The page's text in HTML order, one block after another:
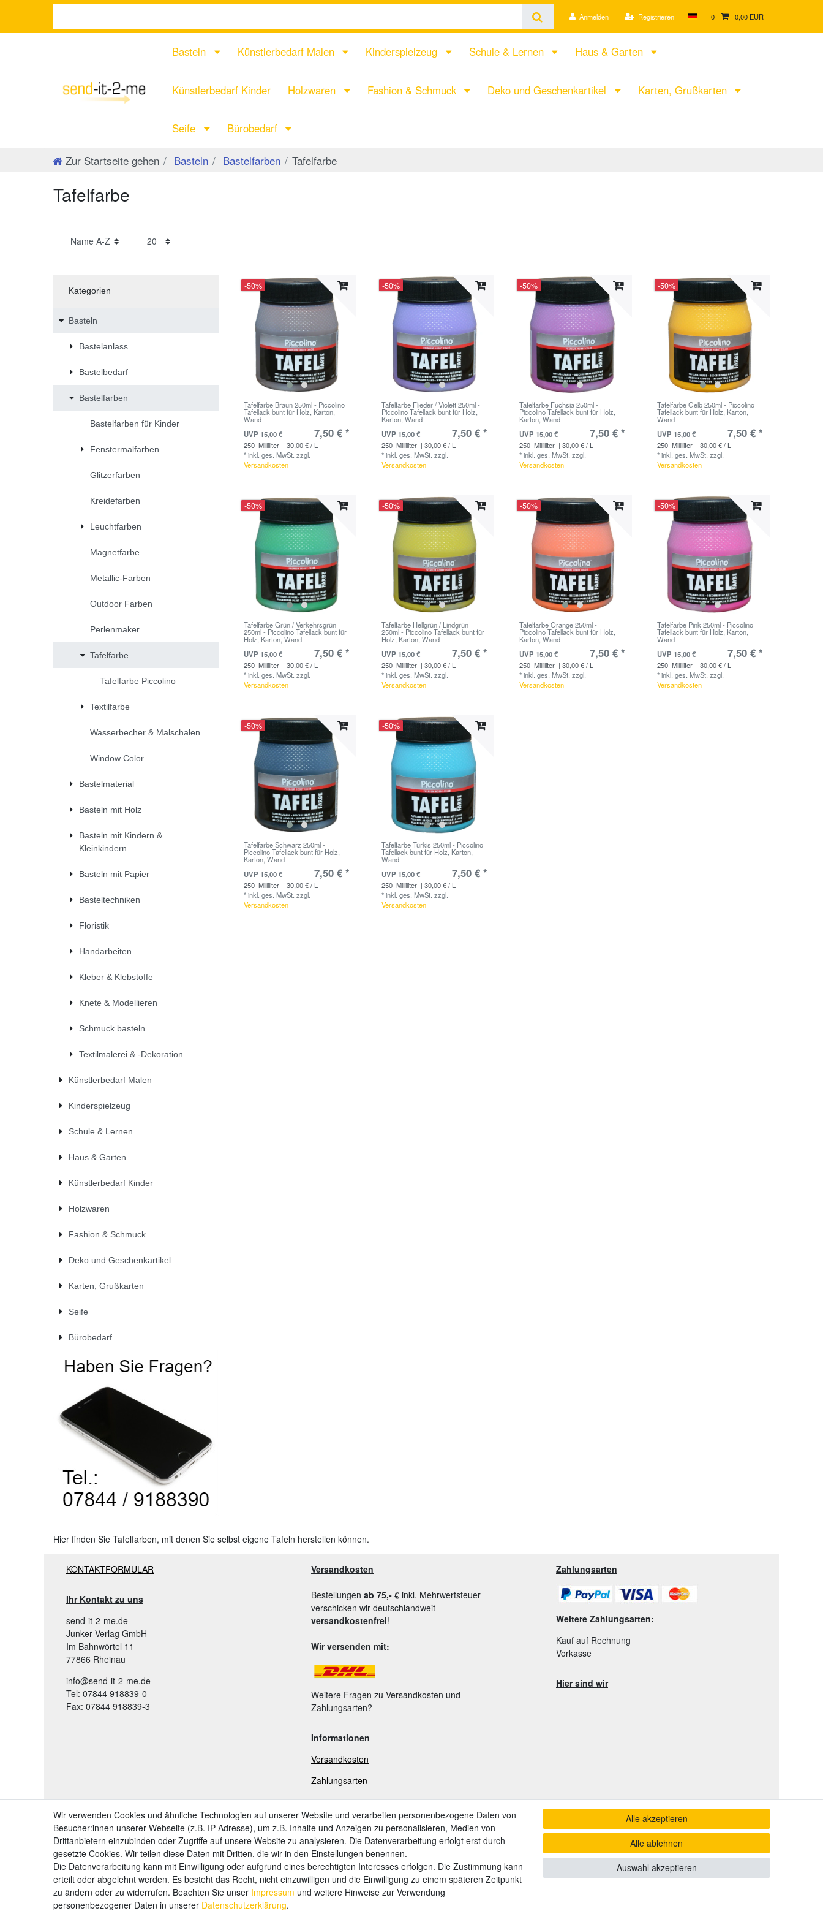
Anmelden Registrieren 0 0,00 EUR
Basteln Künstlerbedarf Malen Kinderspielzeug Schule & Lernen Haus & Garten
Künstlerbedarf Kinder Holzwaren Fashion & Schmuck Deko und Geschenkartikel Karten, Grußkarten
Seife Bürobedarf
Zur Startseite gehen Basteln Bastelfarben Tafelfarbe
Tafelfarbe
Kategorien
Basteln
Bastelanlass
Bastelbedarf
Bastelfarben
Bastelfarben für Kinder
Fenstermalfarben
Glitzerfarben
Kreidefarben
Leuchtfarben
Magnetfarbe
Metallic-Farben
Outdoor Farben
Perlenmaker
Tafelfarbe
Tafelfarbe Piccolino
Textilfarbe
Wasserbecher & Malschalen
Window Color
Bastelmaterial
Basteln mit Holz
Basteln mit Kindern &
Kleinkindern
Basteln mit Papier
Basteltechniken
Floristik
Handarbeiten
Kleber & Klebstoffe
Knete & Modellieren
Schmuck basteln
Textilmalerei & -Dekoration
Künstlerbedarf Malen
Kinderspielzeug
Schule & Lernen
Haus & Garten
Künstlerbedarf Kinder
Holzwaren
Fashion & Schmuck
Deko und Geschenkartikel
Karten, Grußkarten
Seife
Bürobedarf
-50%
Tafelfarbe Braun 250ml - Piccolino
Tafellack bunt für Holz, Karton,
Wand
UVP 15,00 €
7,50 € *
250 Milliliter | 30,00 € / L
*inkl. ges. MwSt. zzgl.
Versandkosten
-50%
Tafelfarbe Flieder / Violett 250ml -
Piccolino Tafellack bunt für Holz,
Karton, Wand
UVP 15,00 €
7,50 € *
250 Milliliter | 30,00 € / L
*inkl. ges. MwSt. zzgl.
Versandkosten
-50%
Tafelfarbe Fuchsia 250ml -
Piccolino Tafellack bunt für Holz,
Karton, Wand
UVP 15,00 €
7,50 € *
250 Milliliter | 30,00 € / L
*inkl. ges. MwSt. zzgl.
Versandkosten
-50%
Tafelfarbe Gelb 250ml - Piccolino
Tafellack bunt für Holz, Karton,
Wand
UVP 15,00 €
7,50 € *
250 Milliliter | 30,00 € / L
*inkl. ges. MwSt. zzgl.
Versandkosten
-50%
Tafelfarbe Grün / Verkehrsgrün
250ml - Piccolino Tafellack bunt für
Holz, Karton, Wand
UVP 15,00 €
7,50 € *
250 Milliliter | 30,00 € / L
*inkl. ges. MwSt. zzgl.
Versandkosten
-50%
Tafelfarbe Hellgrün / Lindgrün
250ml - Piccolino Tafellack bunt für
Holz, Karton, Wand
UVP 15,00 €
7,50 € *
250 Milliliter | 30,00 € / L
*inkl. ges. MwSt. zzgl.
Versandkosten
-50%
Tafelfarbe Orange 250ml -
Piccolino Tafellack bunt für Holz,
Karton, Wand
UVP 15,00 €
7,50 € *
250 Milliliter | 30,00 € / L
*inkl. ges. MwSt. zzgl.
Versandkosten
-50%
Tafelfarbe Pink 250ml - Piccolino
Tafellack bunt für Holz, Karton,
Wand
UVP 15,00 €
7,50 € *
250 Milliliter | 30,00 € / L
*inkl. ges. MwSt. zzgl.
Versandkosten
-50%
Tafelfarbe Schwarz 250ml -
Piccolino Tafellack bunt für Holz,
Karton, Wand
UVP 15,00 €
7,50 € *
250 Milliliter | 30,00 € / L
*inkl. ges. MwSt. zzgl.
Versandkosten
-50%
Tafelfarbe Türkis 250ml - Piccolino
Tafellack bunt für Holz, Karton,
Wand
UVP 15,00 €
7,50 € *
250 Milliliter | 30,00 € / L
*inkl. ges. MwSt. zzgl.
Versandkosten
Hier finden Sie Tafelfarben, mit denen Sie selbst eigene Tafeln herstellen können.
KONTAKTFORMULAR
Ihr Kontakt zu uns
send-it-2-me.de
Junker Verlag GmbH
Im Bahnwörtel 11
77866 Rheinau
info@send-it-2-me.de
Tel: 07844 918839-0
Fax: 07844 918839-3
Versandkosten
Bestellungen ab 75,- € inkl. Mehrwertsteuer
verschicken wir deutschlandweit
versandkostenfrei!
Wir versenden mit:
Weitere Fragen zu Versandkosten und
Zahlungsarten?
Informationen
Versandkosten
Zahlungsarten
AGB
Widerrufsrecht
Widerrufsformular
Datenschutzerklärung
Impressum
Zahlungsarten
Weitere Zahlungsarten:
Kauf auf Rechnung
Vorkasse
Hier sind wir
Wir verwenden Cookies und ähnliche Technologien auf unserer Website und verarbeiten personenbezogene Daten von
Besucher:innen unserer Webseite (z.B. IP-Adresse), um z.B. Inhalte und Anzeigen zu personalisieren, Medien von
Drittanbietern einzubinden oder Zugriffe auf unsere Website zu analysieren. Die Datenverarbeitung erfolgt erst durch
gesetzte Cookies. Wir teilen diese Daten mit Dritten, die wir in den Einstellungen benennen.
Die Datenverarbeitung kann mit Einwilligung oder aufgrund eines berechtigten Interesses erfolgen. Die Zustimmung kann
erteilt oder abgelehnt werden. Es besteht das Recht, nicht einzuwilligen und die Einwilligung zu einem späteren Zeitpunkt
zu ändern oder zu widerrufen. Beachten Sie unser Impressum und weitere Hinweise zur Verwendung
personenbezogener Daten in unserer Daten­schutz­erklärung.
Alle akzeptieren
Alle ablehnen
Auswahl akzeptieren